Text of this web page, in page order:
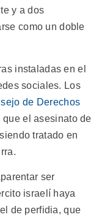
y a dos
como un doble
instaladas en el
sociales. Los
de Derechos
que el asesinato de
tratado en
ser
israelí haya
de perfidia, que